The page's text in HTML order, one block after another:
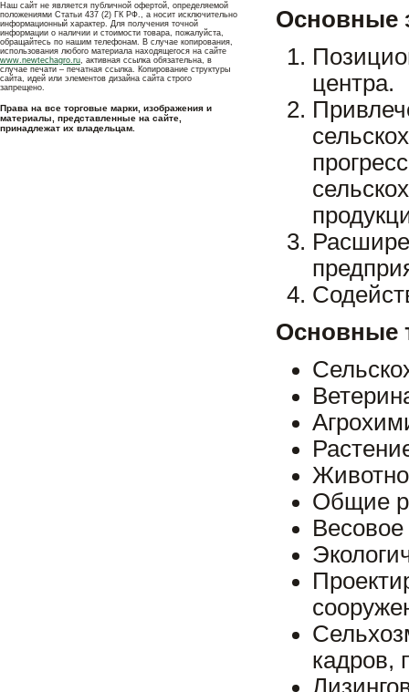
Наш сайт не является публичной офертой, определяемой
положениями Статьи 437 (2) ГК РФ., а носит исключительно
информационный характер. Для получения точной
информации о наличии и стоимости товара, пожалуйста,
обращайтесь по нашим телефонам. В случае копирования,
использования любого материала находящегося на сайте
www.newtechagro.ru, активная ссылка обязательна, в
случае печати – печатная ссылка. Копирование структуры
сайта, идей или элементов дизайна сайта строго
запрещено.
Права на все торговые марки, изображения и
материалы, представленные на сайте,
принадлежат их владельцам.
Основные
центра.
Основные
Общие
кадров,